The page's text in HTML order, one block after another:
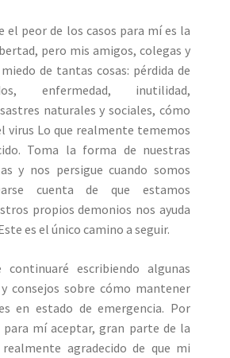
el peor de los casos para mí es la
pero mis amigos, colegas y
de tantas cosas: pérdida de
enfermedad, inutilidad,
naturales y sociales, cómo
virus Lo que realmente tememos
Toma la forma de nuestras
y nos persigue cuando somos
cuenta de que estamos
propios demonios nos ayuda
es el único camino a seguir.
continuaré escribiendo algunas
consejos sobre cómo mantener
en estado de emergencia. Por
mí aceptar, gran parte de la
agradecido de que mi